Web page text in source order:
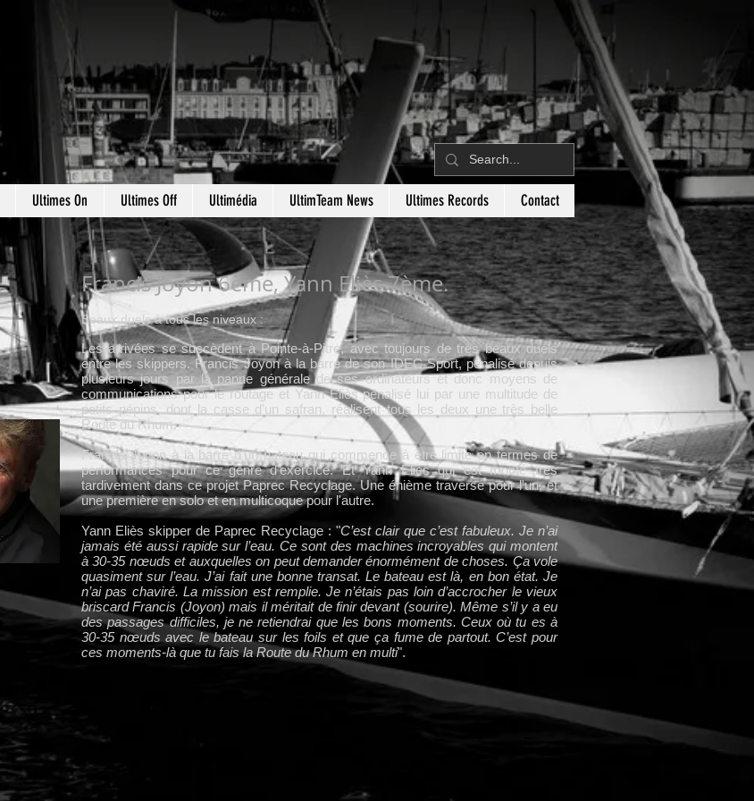
Ultimes On Ultimes Off Ultimédia UltimTeam News Ultimes Records Contact
Francis Joyon 6ème, Yann Eliès 7ème.
Beaux duels à tous les niveaux :
Les arrivées se succèdent à Pointe-à-Pitre, avec toujours de très beaux duels
entre les skippers. Francis Joyon à la barre de son IDEC Sport, pénalisé depuis
plusieurs jours par la panne générale de ses ordinateurs et donc moyens de
communications pour le routage et Yann Eliès pénalisé lui par une multitude de
petits pépins, dont la casse d'un safran, réalisent tous les deux une très belle
Route du Rhum.
Francis Joyon à la barre d'un bateau qui commence à être limite en termes de
performances pour ce genre d'exercice. Et Yann Eliès qui est monté très
tardivement dans ce projet Paprec Recyclage. Une énième traversé pour l'un, et
une première en solo et en multicoque pour l'autre.
Yann Eliès skipper de Paprec Recyclage : "C’est clair que c’est fabuleux. Je n’ai
jamais été aussi rapide sur l’eau. Ce sont des machines incroyables qui montent
à 30-35 nœuds et auxquelles on peut demander énormément de choses. Ça vole
quasiment sur l’eau. J’ai fait une bonne transat. Le bateau est là, en bon état. Je
n’ai pas chaviré. La mission est remplie. Je n’étais pas loin d’accrocher le vieux
briscard Francis (Joyon) mais il méritait de finir devant (sourire). Même s’il y a eu
des passages difficiles, je ne retiendrai que les bons moments. Ceux où tu es à
30-35 nœuds avec le bateau sur les foils et que ça fume de partout. C’est pour
ces moments-là que tu fais la Route du Rhum en multi".